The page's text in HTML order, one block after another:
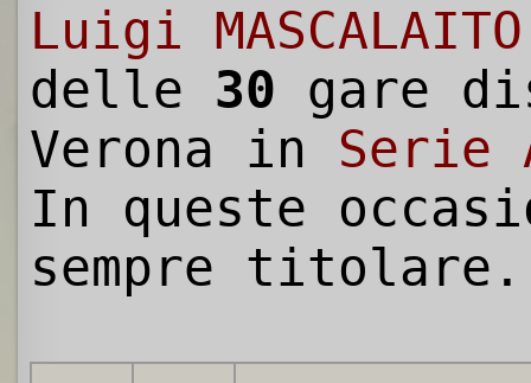
Luigi MASCALAITO
delle 30 gare
Verona in Serie
In queste
sempre titolare.